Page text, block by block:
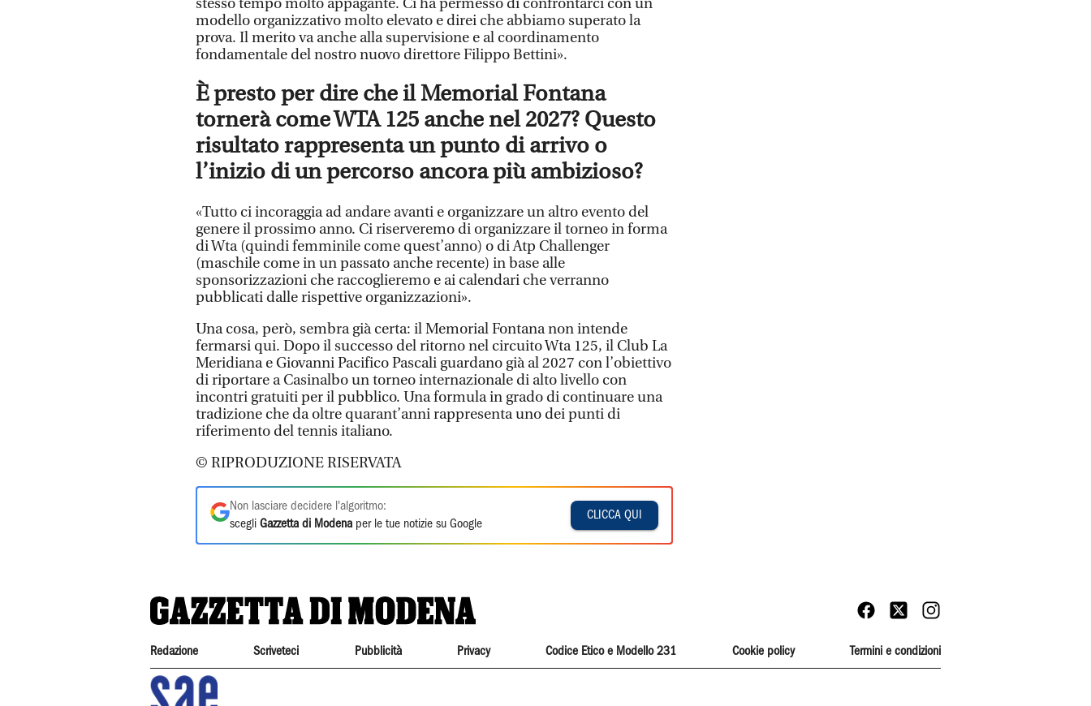
stesso tempo molto appagante. Ci ha permesso di confrontarci con un
modello organizzativo molto elevato e direi che abbiamo superato la
prova. Il merito va anche alla supervisione e al coordinamento
fondamentale del nostro nuovo direttore Filippo Bettini».
È presto per dire che il Memorial Fontana
tornerà come WTA 125 anche nel 2027? Questo
risultato rappresenta un punto di arrivo o
l’inizio di un percorso ancora più ambizioso?
«Tutto ci incoraggia ad andare avanti e organizzare un altro evento del
genere il prossimo anno. Ci riserveremo di organizzare il torneo in forma
di Wta (quindi femminile come quest’anno) o di Atp Challenger
(maschile come in un passato anche recente) in base alle
sponsorizzazioni che raccoglieremo e ai calendari che verranno
pubblicati dalle rispettive organizzazioni».
Una cosa, però, sembra già certa: il Memorial Fontana non intende
fermarsi qui. Dopo il successo del ritorno nel circuito Wta 125, il Club La
Meridiana e Giovanni Pacifico Pascali guardano già al 2027 con l’obiettivo
di riportare a Casinalbo un torneo internazionale di alto livello con
incontri gratuiti per il pubblico. Una formula in grado di continuare una
tradizione che da oltre quarant’anni rappresenta uno dei punti di
riferimento del tennis italiano.
© RIPRODUZIONE RISERVATA
Non lasciare decidere l'algoritmo:
scegli Gazzetta di Modena per le tue notizie su Google
CLICCA QUI
Redazione Scriveteci Pubblicità Privacy Codice Etico e Modello 231 Cookie policy Termini e condizioni